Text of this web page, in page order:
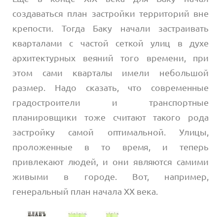
создаваться план застройки территорий вне
крепости. Тогда Баку начали застраивать
кварталами с частой сеткой улиц в духе
архитектурных веяний того времени, при
этом сами кварталы имели небольшой
размер. Надо сказать, что современные
градостроители и транспортные
планировщики тоже считают такого рода
застройку самой оптимальной. Улицы,
проложенные в то время, и теперь
привлекают людей, и они являются самими
живыми в городе. Вот, например,
генеральный план начала XX века.